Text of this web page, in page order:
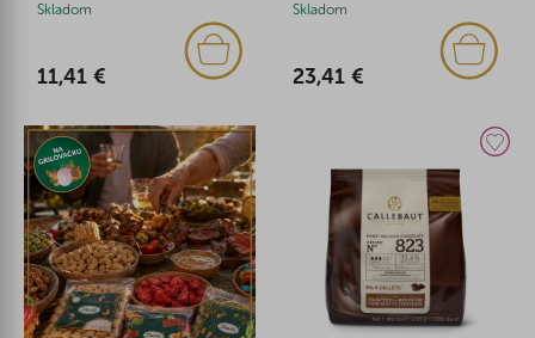
Skladom
11,41 €
Skladom
23,41 €